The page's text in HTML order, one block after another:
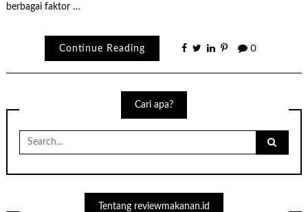
berbagai faktor …
Continue Reading 0
Cari apa?
Search
for:
Tentang reviewmakanan.id